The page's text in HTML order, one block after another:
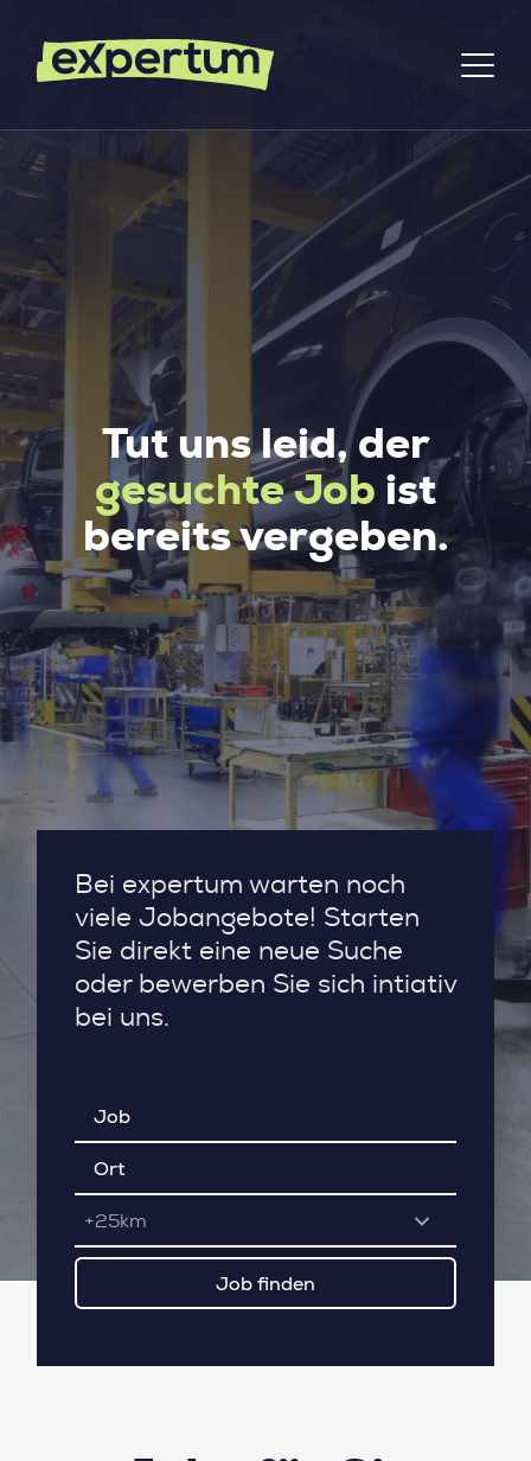
Tut uns leid, der
gesuchte Job ist
bereits vergeben.
Bei expertum warten noch
viele Jobangebote! Starten
Sie direkt eine neue Suche
oder bewerben Sie sich intiativ
bei uns.
+25km